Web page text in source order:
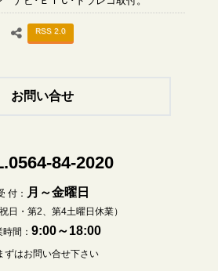
RSS 2.0
お問い合せ
84-2020
付： 月～金曜日
日・第2、第4土曜日休業）
間： 9:00～18:00
はお問い合せ下さい